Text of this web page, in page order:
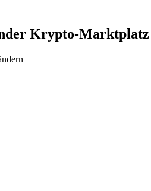
Krypto-Marktplatz